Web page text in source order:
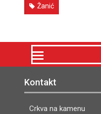
Žanić
Kontakt
Crkva na kamenu